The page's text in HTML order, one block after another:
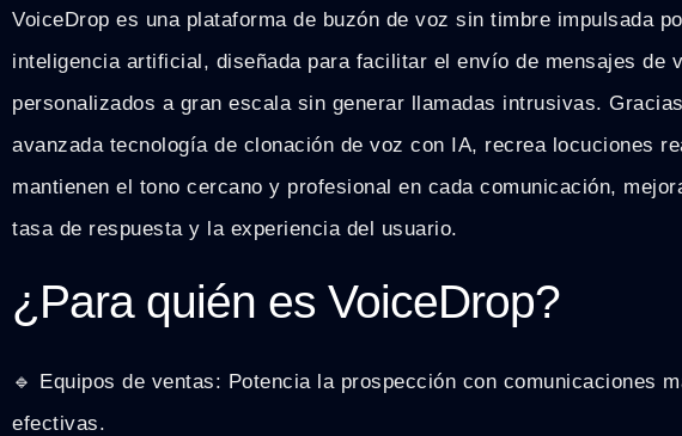
VoiceDrop es una plataforma de buzón de voz sin timbre impulsada
inteligencia artificial, diseñada para facilitar el envío de mensajes de
personalizados a gran escala sin generar llamadas intrusivas.
avanzada tecnología de clonación de voz con IA, recrea locuciones
mantienen el tono cercano y profesional en cada comunicación,
tasa de respuesta y la experiencia del usuario.
¿Para quién es VoiceDrop?
🔹 Equipos de ventas: Potencia la prospección con comunicaciones
efectivas.